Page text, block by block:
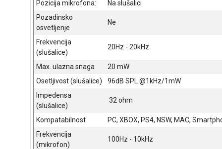
Pozicija mikrofona:
Na slušalici
Pozadinsko
osvetljenje
Ne
Frekvencija
(slušalice)
20Hz - 20kHz
Max. ulazna snaga
20 mW
Osetljivost (slušalice)
96dB SPL @1kHz/1mW
Impedensa
(slušalice)
32 ohm
Kompatabilnost
PC, XBOX, PS4, NSW, MAC,
Frekvencija
(mikrofon)
100Hz - 10kHz